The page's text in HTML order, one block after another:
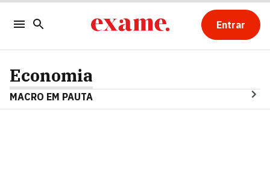
Entrar
Economia
MACRO EM PAUTA